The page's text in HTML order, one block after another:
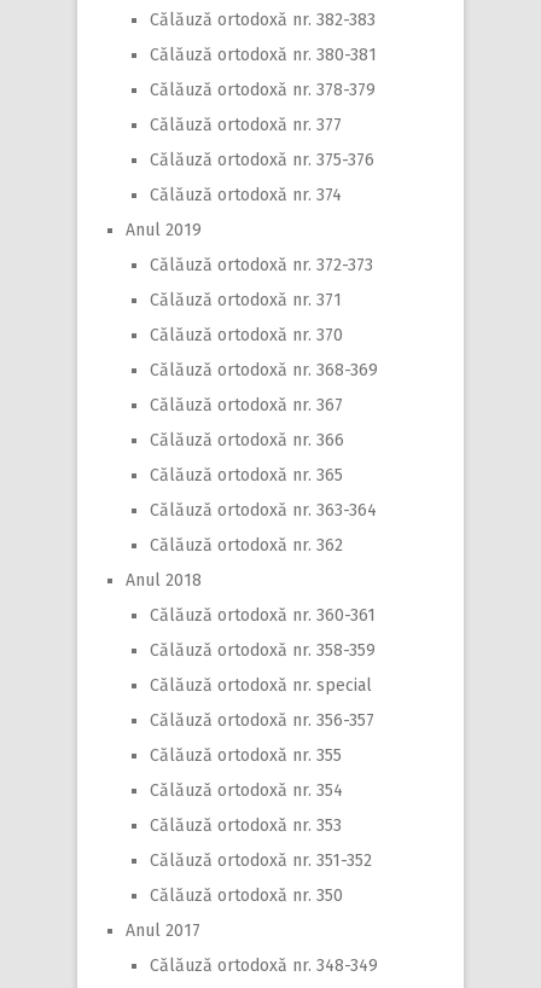
Călăuză ortodoxă nr. 382-383
Călăuză ortodoxă nr. 380-381
Călăuză ortodoxă nr. 378-379
Călăuză ortodoxă nr. 377
Călăuză ortodoxă nr. 375-376
Călăuză ortodoxă nr. 374
Anul 2019
Călăuză ortodoxă nr. 372-373
Călăuză ortodoxă nr. 371
Călăuză ortodoxă nr. 370
Călăuză ortodoxă nr. 368-369
Călăuză ortodoxă nr. 367
Călăuză ortodoxă nr. 366
Călăuză ortodoxă nr. 365
Călăuză ortodoxă nr. 363-364
Călăuză ortodoxă nr. 362
Anul 2018
Călăuză ortodoxă nr. 360-361
Călăuză ortodoxă nr. 358-359
Călăuză ortodoxă nr. special
Călăuză ortodoxă nr. 356-357
Călăuză ortodoxă nr. 355
Călăuză ortodoxă nr. 354
Călăuză ortodoxă nr. 353
Călăuză ortodoxă nr. 351-352
Călăuză ortodoxă nr. 350
Anul 2017
Călăuză ortodoxă nr. 348-349